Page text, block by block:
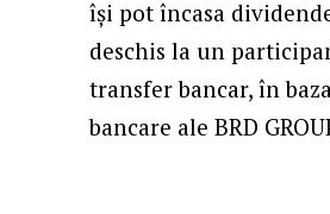
își pot încasa
deschis la un
transfer bancar, în
bancare ale BRD